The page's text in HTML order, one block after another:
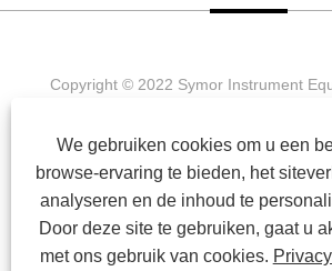
Copyright © 2022 Symor Instrument
Milieutestkamer, elektronische
verweringstestkamer. Alle rechten
HUIS OVER ONS PRODUCTEN
AANVRAAG VERZENDEN
NEEM
KOPPELINGEN
SITEMAP RSS
We gebruiken cookies om u een
browse-ervaring te bieden, het
analyseren en de inhoud te
Door deze site te gebruiken, gaat u
met ons gebruik van cookies.